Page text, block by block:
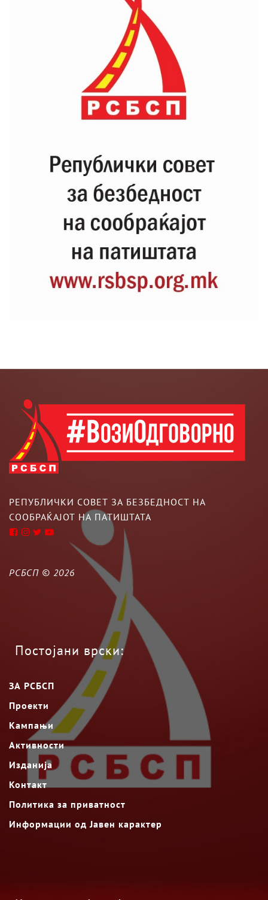
РЕПУБЛИЧКИ СОВЕТ ЗА БЕЗБЕДНОСТ НА
СООБРАЌАЈОТ НА ПАТИШТАТА
РСБСП © 2026
Постојани врски:
ЗА РСБСП
Проекти
Кампањи
Активности
Изданија
Контакт
Политика за приватност
Информации од Јавен карактер